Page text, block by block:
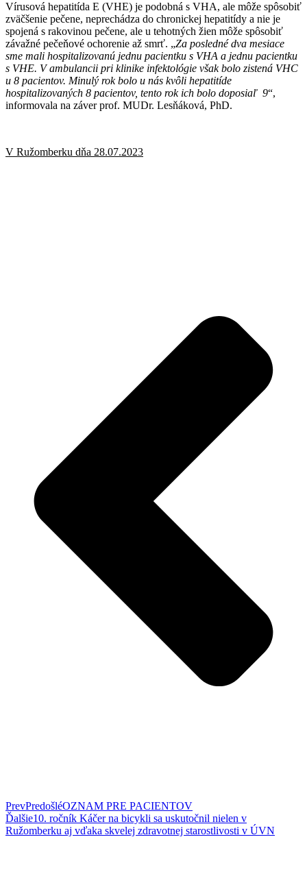
Vírusová hepatitída E (VHE) je podobná s VHA, ale môže spôsobiť
zväčšenie pečene, neprechádza do chronickej hepatitídy a nie je
spojená s rakovinou pečene, ale u tehotných žien môže spôsobiť
závažné pečeňové ochorenie až smrť. „Za posledné dva mesiace
sme mali hospitalizovanú jednu pacientku s VHA a jednu pacientku
s VHE. V ambulancii pri klinike infektológie však bolo zistená VHC
u 8 pacientov. Minulý rok bolo u nás kvôli hepatitíde
hospitalizovaných 8 pacientov, tento rok ich bolo doposiaľ 9“,
informovala na záver prof. MUDr. Lesňáková, PhD.
V Ružomberku dňa 28.07.2023
PrevPredošléOZNAM PRE PACIENTOV
Ďalšie10. ročník Káčer na bicykli sa uskutočnil nielen v
Ružomberku aj vďaka skvelej zdravotnej starostlivosti v ÚVN